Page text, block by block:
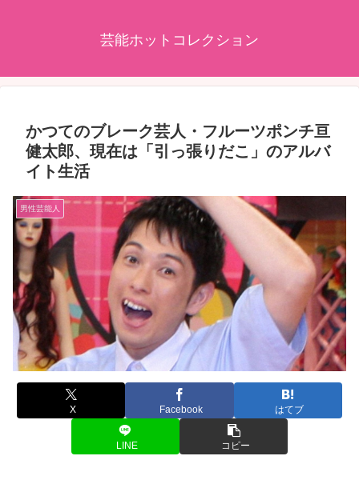
芸能ホットコレクション
かつてのブレーク芸人・フルーツポンチ亘
健太郎、現在は「引っ張りだこ」のアルバ
イト生活
男性芸能人
X Facebook はてブ
LINE コピー